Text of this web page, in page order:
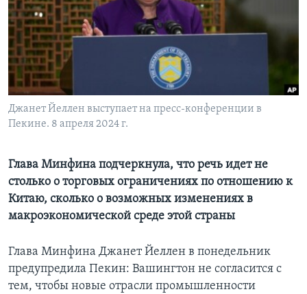
Learning English
СОЦИАЛЬНЫЕ СЕТИ
Языки
Джанет Йеллен выступает на пресс-конференции в
Пекине. 8 апреля 2024 г.
Глава Минфина подчеркнула, что речь идет не
столько о торговых ограничениях по отношению к
Китаю, сколько о возможных изменениях в
макроэкономической среде этой страны
Глава Минфина Джанет Йеллен в понедельник
предупредила Пекин: Вашингтон не согласится с
тем, чтобы новые отрасли промышленности